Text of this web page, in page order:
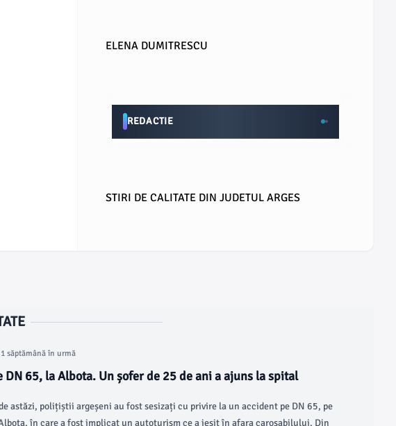
ELENA DUMITRESCU
REDACTIE
STIRI DE CALITATE DIN JUDETUL ARGES
săptămână în urmă
DN 65, la Albota. Un șofer de 25 de ani a ajuns la spital
astăzi, polițiștii argeșeni au fost sesizați cu privire la un accident pe DN 65, pe
în care a fost implicat un autoturism ce a ieșit în afara carosabilului. Din